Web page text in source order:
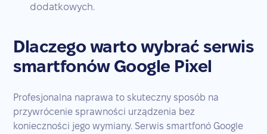
dodatkowych.
Dlaczego warto wybrać serwis
smartfonów Google Pixel
Profesjonalna naprawa to skuteczny sposób na
przywrócenie sprawności urządzenia bez
konieczności jego wymiany. Serwis smartfonó Google